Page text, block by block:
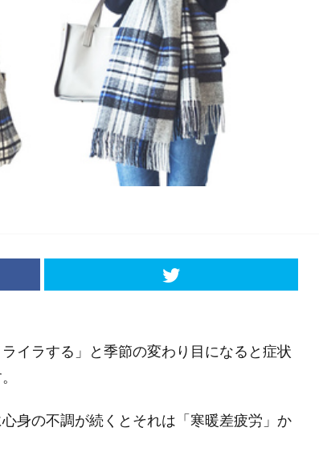
イラする」と季節の変わり目になると症状
身の不調が続くとそれは「寒暖差疲労」か